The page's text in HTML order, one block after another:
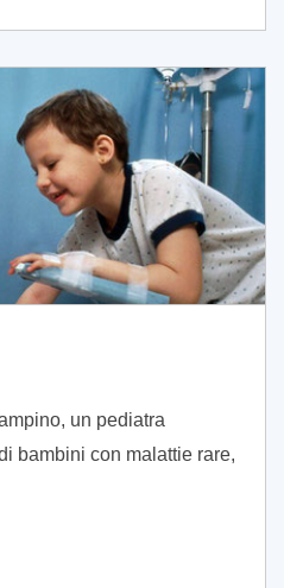
un pediatra
bambini con malattie rare,